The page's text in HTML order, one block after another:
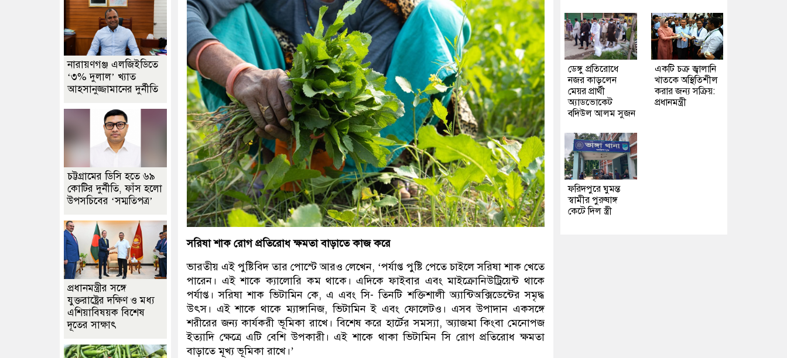
সরিষা শাক রোগ প্রতিরোধ ক্ষমতা বাড়াতে কাজ করে
ভারতীয় এই পুষ্টিবিদ তার পোস্টে আরও লেখেন, ‘পর্যাপ্ত পুষ্টি পেতে চাইলে সরিষা শাক খেতে
পারেন। এই শাকে ক্যালোরি কম থাকে। এদিকে ফাইবার এবং মাইক্রোনিউট্রিয়েন্ট থাকে
পর্যাপ্ত। সরিষা শাক ভিটামিন কে, এ এবং সি- তিনটি শক্তিশালী অ্যান্টিঅক্সিডেন্টের সমৃদ্ধ
উৎস। এই শাকে থাকে ম্যাঙ্গানিজ, ভিটামিন ই এবং ফোলেটও। এসব উপাদান একসঙ্গে
শরীরের জন্য কার্যকরী ভূমিকা রাখে। বিশেষ করে হার্টের সমস্যা, অ্যাজমা কিংবা মেনোপজ
ইত্যাদি ক্ষেত্রে এটি বেশি উপকারী। এই শাকে থাকা ভিটামিন সি রোগ প্রতিরোধ ক্ষমতা
বাড়াতে মূখ্য ভূমিকা রাখে।’
নারায়ণগঞ্জ এলজিইডিতে
‘৩% দুলাল’ খ্যাত
আহসানুজ্জামানের দুর্নীতি
চট্টগ্রামের ডিসি হতে ৬৯
কোটির দুর্নীতি, ফাঁস হলো
উপসচিবের ‘সম্মতিপত্র’
প্রধানমন্ত্রীর সঙ্গে
যুক্তরাষ্ট্রের দক্ষিণ ও মধ্য
এশিয়াবিষয়ক বিশেষ
দূতের সাক্ষাৎ
ডেঙ্গু প্রতিরোধে
নজর কাড়লেন
মেয়র প্রার্থী
অ্যাডভোকেট
বদিউল আলম সুজন
একটি চক্র জ্বালানি
খাতকে অস্থিতিশীল
করার জন্য সক্রিয়:
প্রধানমন্ত্রী
ফরিদপুরে ঘুমন্ত
স্বামীর পুরুষাঙ্গ
কেটে দিল স্ত্রী